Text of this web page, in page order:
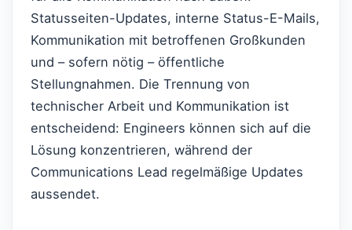
Statusseiten-Updates, interne Status-E-Mails,
Kommunikation mit betroffenen Großkunden
und – sofern nötig – öffentliche
Stellungnahmen. Die Trennung von
technischer Arbeit und Kommunikation ist
entscheidend: Engineers können sich auf die
Lösung konzentrieren, während der
Communications Lead regelmäßige Updates
aussendet.